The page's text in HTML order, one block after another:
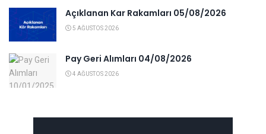
Açıklanan Kar Rakamları 05/08/2026
5 AĞUSTOS 2026
Pay Geri Alımları 04/08/2026
4 AĞUSTOS 2026